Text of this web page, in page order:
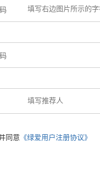
同意 《绿爱用户注册协议》